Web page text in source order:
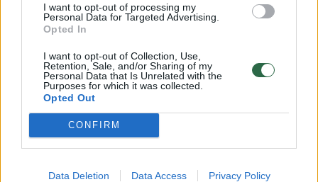
I want to opt-out of processing my
Personal Data for Targeted Advertising.
Opted In
I want to opt-out of Collection, Use,
Retention, Sale, and/or Sharing of my
Personal Data that Is Unrelated with the
Purposes for which it was collected.
Opted Out
CONFIRM
Data Deletion Data Access Privacy Policy
Antrojo „Verslo geno“ apdovanojimų vakaras.
D.Umbraso nuotr.